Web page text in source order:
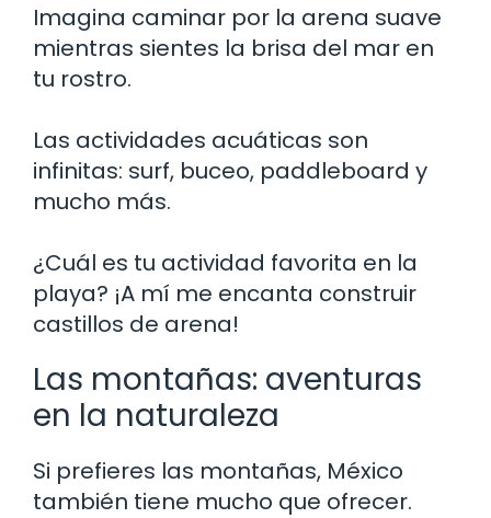
Imagina caminar por la arena suave
mientras sientes la brisa del mar en
tu rostro.
Las actividades acuáticas son
infinitas: surf, buceo, paddleboard y
mucho más.
¿Cuál es tu actividad favorita en la
playa? ¡A mí me encanta construir
castillos de arena!
Las montañas: aventuras
en la naturaleza
Si prefieres las montañas, México
también tiene mucho que ofrecer.